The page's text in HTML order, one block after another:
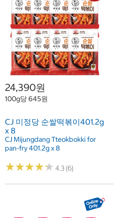
24,390원
100g당 645원
CJ 미정당 순쌀떡볶이401.2g
x 8
CJ Mijungdang Tteokbokki for
pan-fry 401.2g x 8
★★★★★
★★★★★ 4.3 (6)